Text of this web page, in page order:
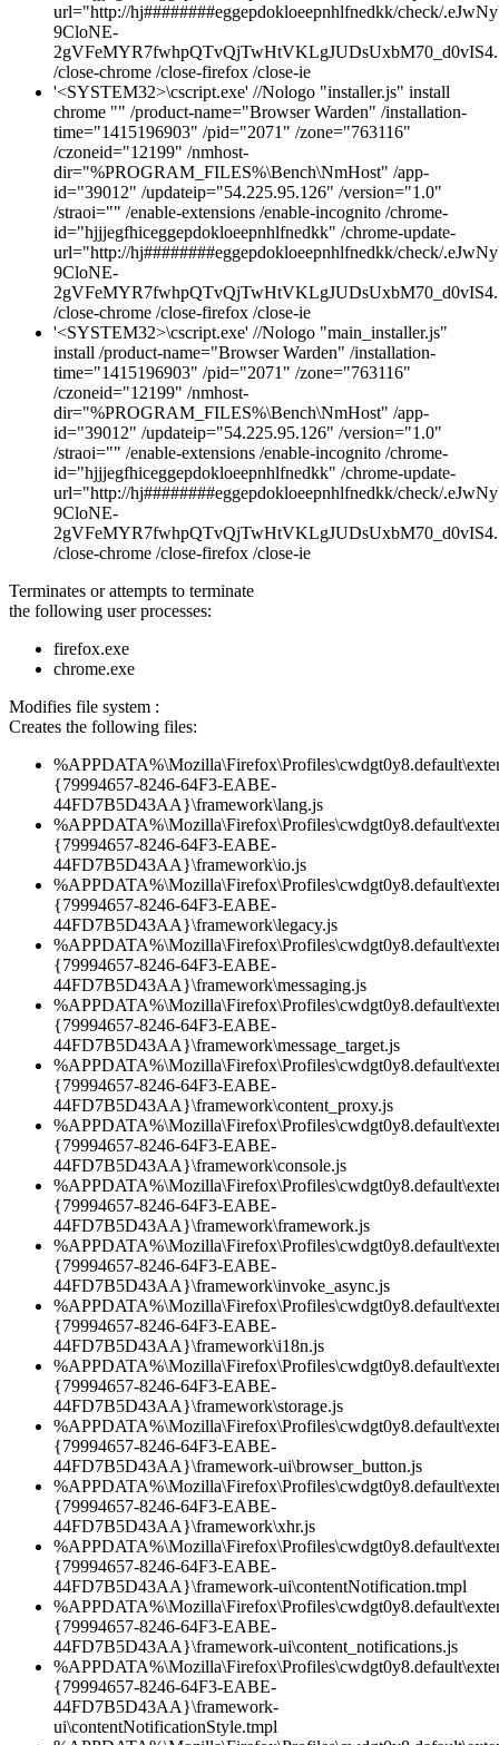
url="http://hj########eggepdokloeepnhlfnedkk/check/
9CloNE-
/close-chrome /close-firefox /close-ie
'<SYSTEM32>\cscript.exe' //Nologo "installer.js" install
chrome "" /product-name="Browser Warden" /installation-
time="1415196903" /pid="2071" /zone="763116"
/czoneid="12199" /nmhost-
dir="%PROGRAM_FILES%\Bench\NmHost" /app-
id="39012" /updateip="54.225.95.126" /version="1.0"
/straoi="" /enable-extensions /enable-incognito /chrome-
id="hjjjegfhiceggepdokloeepnhlfnedkk" /chrome-update-
url="http://hj########eggepdokloeepnhlfnedkk/check/
9CloNE-
/close-chrome /close-firefox /close-ie
'<SYSTEM32>\cscript.exe' //Nologo "main_installer.js"
install /product-name="Browser Warden" /installation-
time="1415196903" /pid="2071" /zone="763116"
/czoneid="12199" /nmhost-
dir="%PROGRAM_FILES%\Bench\NmHost" /app-
id="39012" /updateip="54.225.95.126" /version="1.0"
/straoi="" /enable-extensions /enable-incognito /chrome-
id="hjjjegfhiceggepdokloeepnhlfnedkk" /chrome-update-
url="http://hj########eggepdokloeepnhlfnedkk/check/
9CloNE-
/close-chrome /close-firefox /close-ie
Terminates or attempts to terminate
the following user processes:
firefox.exe
chrome.exe
Modifies file system :
Creates the following files:
{79994657-8246-64F3-EABE-
44FD7B5D43AA}\framework\lang.js
{79994657-8246-64F3-EABE-
44FD7B5D43AA}\framework\io.js
{79994657-8246-64F3-EABE-
44FD7B5D43AA}\framework\legacy.js
{79994657-8246-64F3-EABE-
44FD7B5D43AA}\framework\messaging.js
{79994657-8246-64F3-EABE-
44FD7B5D43AA}\framework\message_target.js
{79994657-8246-64F3-EABE-
44FD7B5D43AA}\framework\content_proxy.js
{79994657-8246-64F3-EABE-
44FD7B5D43AA}\framework\console.js
{79994657-8246-64F3-EABE-
44FD7B5D43AA}\framework\framework.js
{79994657-8246-64F3-EABE-
44FD7B5D43AA}\framework\invoke_async.js
{79994657-8246-64F3-EABE-
44FD7B5D43AA}\framework\i18n.js
{79994657-8246-64F3-EABE-
44FD7B5D43AA}\framework\storage.js
{79994657-8246-64F3-EABE-
44FD7B5D43AA}\framework-ui\browser_button.js
{79994657-8246-64F3-EABE-
44FD7B5D43AA}\framework\xhr.js
{79994657-8246-64F3-EABE-
44FD7B5D43AA}\framework-ui\contentNotification.tmpl
{79994657-8246-64F3-EABE-
44FD7B5D43AA}\framework-ui\content_notifications.js
{79994657-8246-64F3-EABE-
44FD7B5D43AA}\framework-
ui\contentNotificationStyle.tmpl